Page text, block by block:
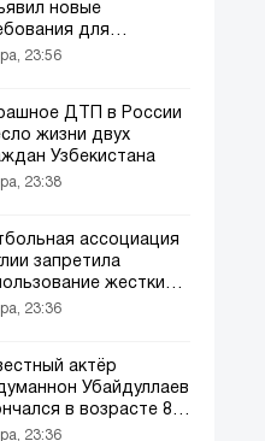
новые
для
23:56
ДТП в России
жизни двух
Узбекистана
23:38
ассоциация
запретила
жестких
вокруг полей
23:36
актёр
Убайдуллаев
в возрасте 86
23:36